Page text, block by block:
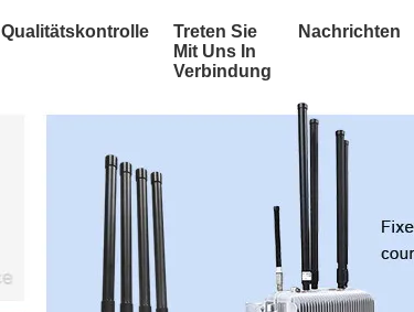
Qualitätskontrolle
Treten Sie
Mit Uns In
Verbindung
Nachrichten